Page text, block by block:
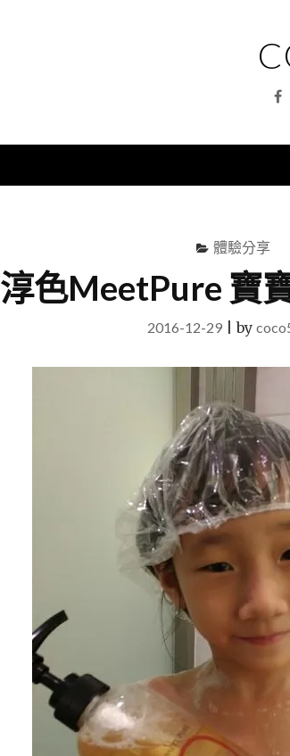
體驗分享
淳色MeetPure 寶
2016-12-29 |by